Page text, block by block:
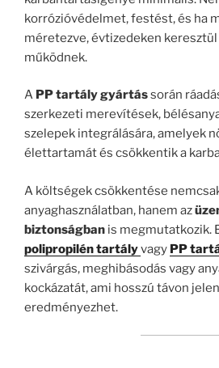
korrózióvédelmet, festést, és ha
méretezve, évtizedeken
működnek.
A PP tartály gyártássorán
szerkezeti merevítések,
szelepek integrálására, amelyek
élettartamát és csökkentik a
A költségek csökkentése
anyaghasználatban, hanem az
biztonságban is megmutatkozik.
polipropilén tartályvagy PP
szivárgás, meghibásodás vagy
kockázatát, ami hosszú távon
eredményezhet.